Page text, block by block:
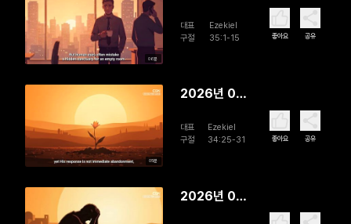
06분
Hostility
대표
구절
Ezekiel
35:1-15
좋아요 공유
05분
2026년 08
God's
대표
구절
Ezekiel
34:25-31
좋아요 공유
2026년 08